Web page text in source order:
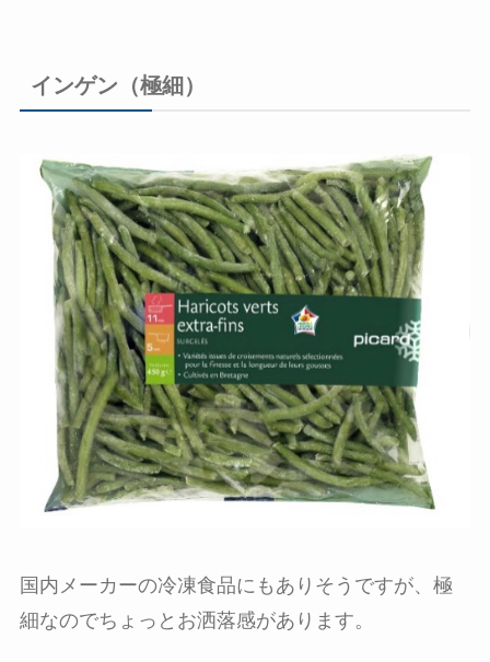
インゲン（極細）
国内メーカーの冷凍食品にもありそうですが、極
細なのでちょっとお洒落感があります。